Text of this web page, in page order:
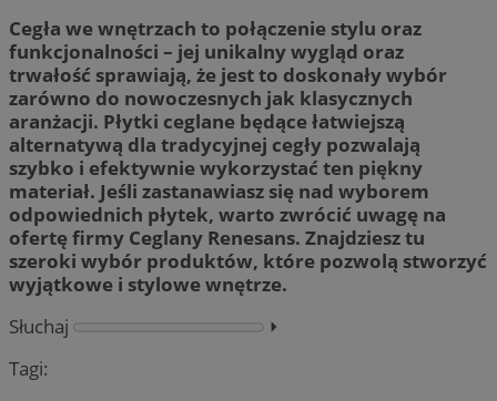
Cegła we wnętrzach to połączenie stylu oraz
funkcjonalności – jej unikalny wygląd oraz
trwałość sprawiają, że jest to doskonały wybór
zarówno do nowoczesnych jak klasycznych
aranżacji. Płytki ceglane będące łatwiejszą
alternatywą dla tradycyjnej cegły pozwalają
szybko i efektywnie wykorzystać ten piękny
materiał. Jeśli zastanawiasz się nad wyborem
odpowiednich płytek, warto zwrócić uwagę na
ofertę firmy Ceglany Renesans. Znajdziesz tu
szeroki wybór produktów, które pozwolą stworzyć
wyjątkowe i stylowe wnętrze.
Słuchaj
⏵︎
Tagi: